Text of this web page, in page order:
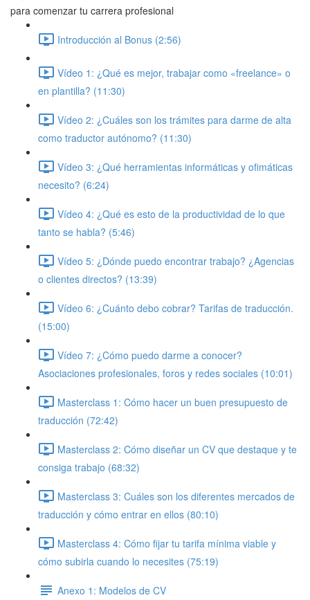
para comenzar tu carrera profesional
Introducción al Bonus (2:56)
Vídeo 1: ¿Qué es mejor, trabajar como «freelance» o
en plantilla? (11:30)
Vídeo 2: ¿Cuáles son los trámites para darme de alta
como traductor autónomo? (11:30)
Vídeo 3: ¿Qué herramientas informáticas y ofimáticas
necesito? (6:24)
Vídeo 4: ¿Qué es esto de la productividad de lo que
tanto se habla? (5:46)
Vídeo 5: ¿Dónde puedo encontrar trabajo? ¿Agencias
o clientes directos? (13:39)
Vídeo 6: ¿Cuánto debo cobrar? Tarifas de traducción.
(15:00)
Vídeo 7: ¿Cómo puedo darme a conocer?
Asociaciones profesionales, foros y redes sociales (10:01)
Masterclass 1: Cómo hacer un buen presupuesto de
traducción (72:42)
Masterclass 2: Cómo diseñar un CV que destaque y te
consiga trabajo (68:32)
Masterclass 3: Cuáles son los diferentes mercados de
traducción y cómo entrar en ellos (80:10)
Masterclass 4: Cómo fijar tu tarifa mínima viable y
cómo subirla cuando lo necesites (75:19)
Anexo 1: Modelos de CV